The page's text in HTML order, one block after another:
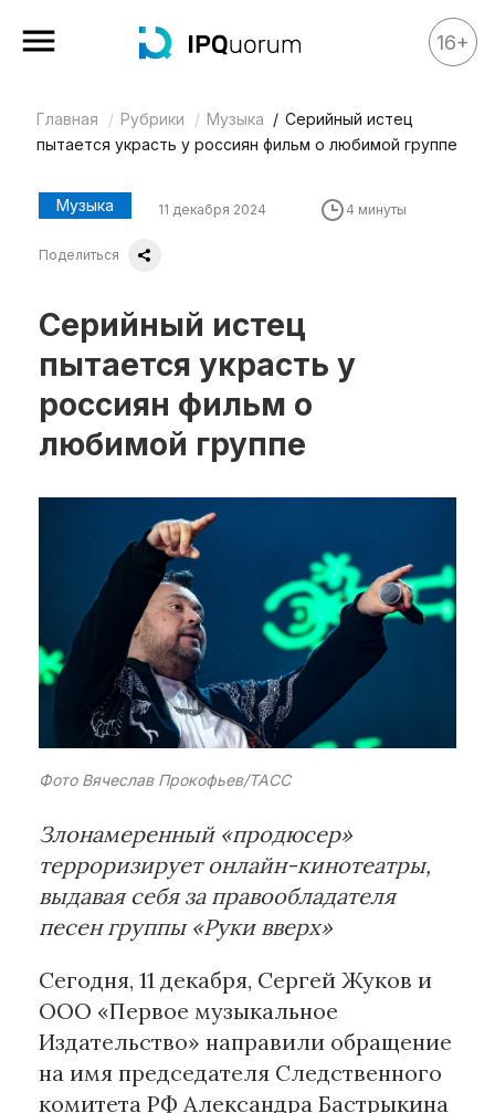
Все материалы
Аналитика
Legal review
IPQ.365
IP Stories
Квиз
О нас
Интеллектуальная собственность
и креативные индустрии
Кино и театр
Искусство
Дизайн и мода
Архитектура и урбанистика
Медиа
Образование
Издательское дело
Музыка
Материалы партнеров
АКИ
16+
Главная Рубрики Музыка
Серийный истец
пытается украсть у россиян фильм о любимой группе
Музыка 11 декабря 2024 4 минуты
Поделиться
Серийный истец
пытается украсть у
россиян фильм о
любимой группе
Фото Вячеслав Прокофьев/ТАСС
Злонамеренный «продюсер»
терроризирует онлайн-кинотеатры,
выдавая себя за правообладателя
песен группы «Руки вверх»
Сегодня, 11 декабря, Сергей Жуков и
ООО «Первое музыкальное
Издательство» направили обращение
на имя председателя Следственного
комитета РФ Александра Бастрыкина